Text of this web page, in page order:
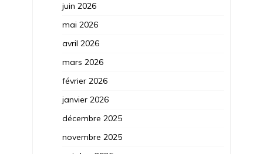
juin 2026
mai 2026
avril 2026
mars 2026
février 2026
janvier 2026
décembre 2025
novembre 2025